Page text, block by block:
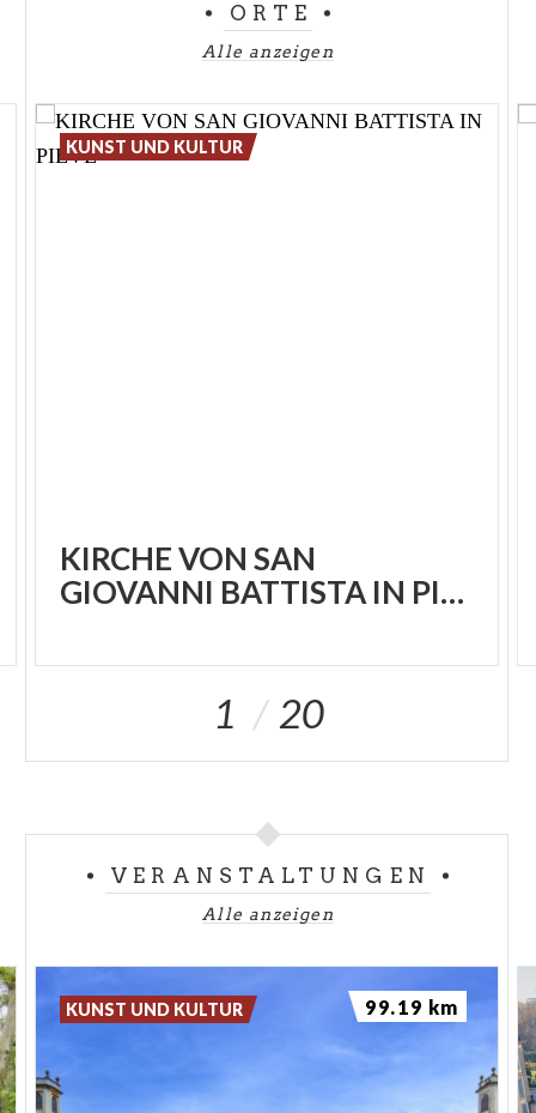
ORTE
Alle anzeigen
KIRCHE VON SAN
GIOVANNI BATTISTA IN PIEVE
KUNST UND KULTUR
1 20
VERANSTALTUNGEN
Alle anzeigen
KUNST UND KULTUR 99.19 km